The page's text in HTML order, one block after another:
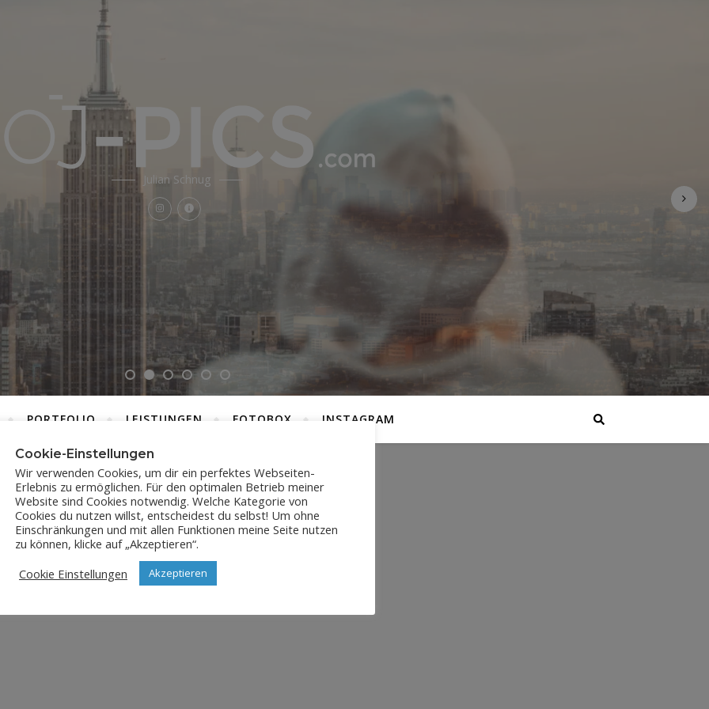
Julian Schnug
PORTFOLIO LEISTUNGEN FOTOBOX INSTAGRAM
SICILY-5824
29. Dezember 2021
Cookie-Einstellungen
Wir verwenden Cookies, um dir ein perfektes Webseiten-
Erlebnis zu ermöglichen. Für den optimalen Betrieb meiner
Website sind Cookies notwendig. Welche Kategorie von
Cookies du nutzen willst, entscheidest du selbst! Um ohne
Einschränkungen und mit allen Funktionen meine Seite nutzen
zu können, klicke auf „Akzeptieren“.
Cookie Einstellungen
Akzeptieren